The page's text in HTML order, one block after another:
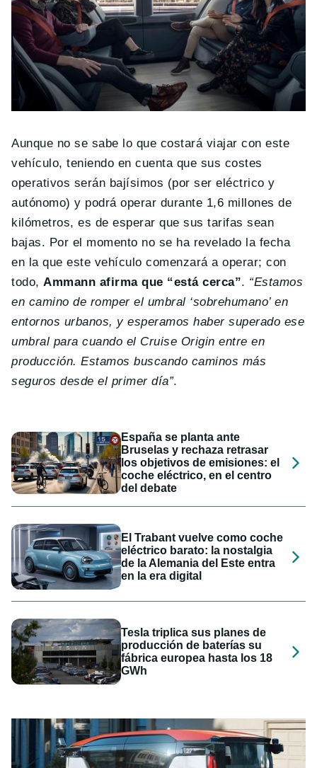
Aunque no se sabe lo que costará viajar con este
vehículo, teniendo en cuenta que sus costes
operativos serán bajísimos (por ser eléctrico y
autónomo) y podrá operar durante 1,6 millones de
kilómetros, es de esperar que sus tarifas sean
bajas. Por el momento no se ha revelado la fecha
en la que este vehículo comenzará a operar; con
todo,Ammann afirma que “está cerca”. “Estamos
en camino de romper el umbral ‘sobrehumano’ en
entornos urbanos, y esperamos haber superado ese
umbral para cuando el Cruise Origin entre en
producción. Estamos buscando caminos más
seguros desde el primer día”.
España se planta ante
Bruselas y rechaza retrasar
los objetivos de emisiones: el
coche eléctrico, en el centro
del debate
El Trabant vuelve como coche
eléctrico barato: la nostalgia
de la Alemania del Este entra
en la era digital
Tesla triplica sus planes de
producción de baterías su
fábrica europea hasta los 18
GWh